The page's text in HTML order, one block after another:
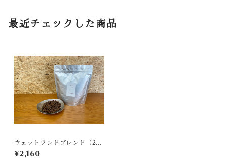
最近チェックした商品
ウェットランドブレンド（250
g）
¥2,160